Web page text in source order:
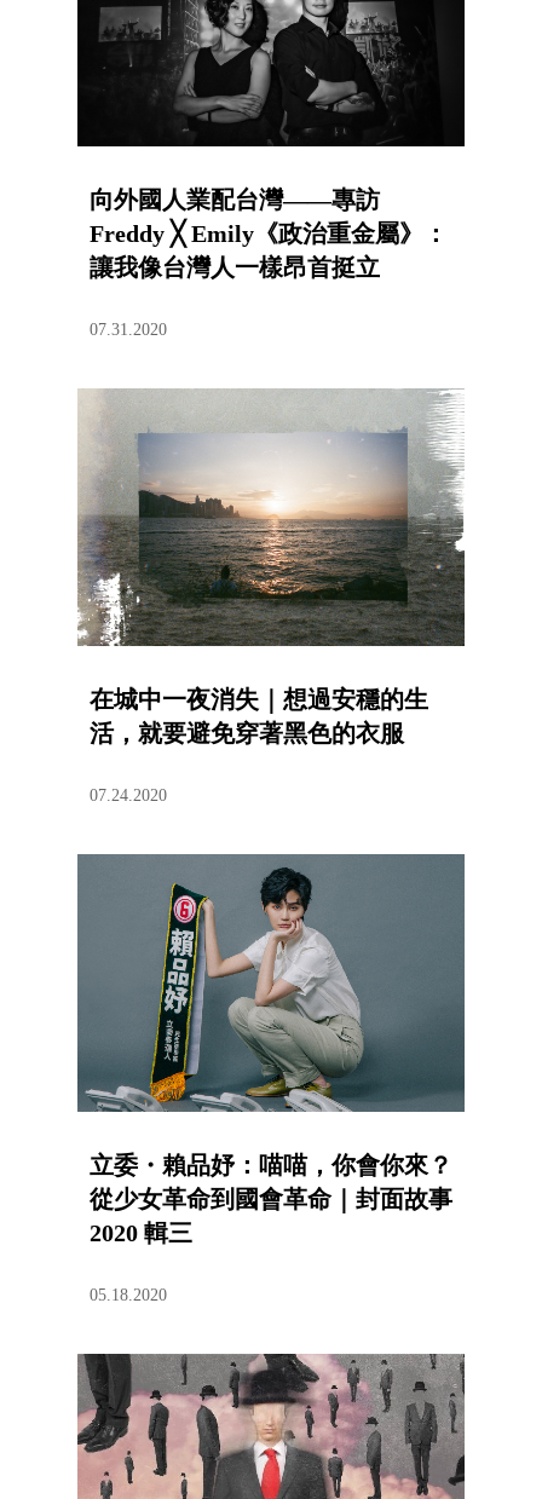
向外國人業配台灣——專訪
Freddy ╳ Emily《政治重金屬》：
讓我像台灣人一樣昂首挺立
07.31.2020
在城中一夜消失｜想過安穩的生
活，就要避免穿著黑色的衣服
07.24.2020
立委・賴品妤：喵喵，你會你來？
從少女革命到國會革命｜封面故事
2020 輯三
05.18.2020